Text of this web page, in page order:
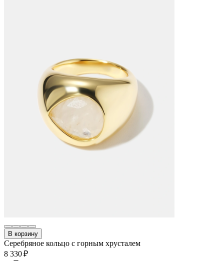
В корзину
Серебряное кольцо с горным хрусталем
8 330 ₽